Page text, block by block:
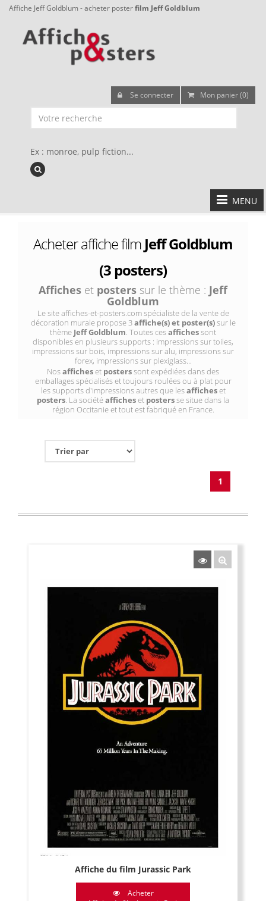
Affiche Jeff Goldblum - acheter posterfilm Jeff Goldblum
Se connecter Mon panier (0)
Ex : monroe, pulp fiction...
MENU
Acheter affiche film Jeff Goldblum
(3 posters)
Affiches et posters sur le thème : Jeff
Goldblum
Le site affiches-et-posters.com spécialiste de la vente de
décoration murale propose 3affiche(s) et poster(s)sur le
thème Jeff Goldblum. Toutes cesaffichessont
disponibles en plusieurs supports : impressions sur toiles,
impressions sur bois, impressions sur alu, impressions sur
forex, impressions sur plexiglass...
Nosafficheset posterssont expédiées dans des
emballages spécialisés et toujours roulées ou à plat pour
les supports d'impressions autres que lesafficheset
posters. La sociétéafficheset postersse situe dans la
région Occitanie et tout est fabriqué en France.
1
Affiche du film Jurassic Park
Acheter